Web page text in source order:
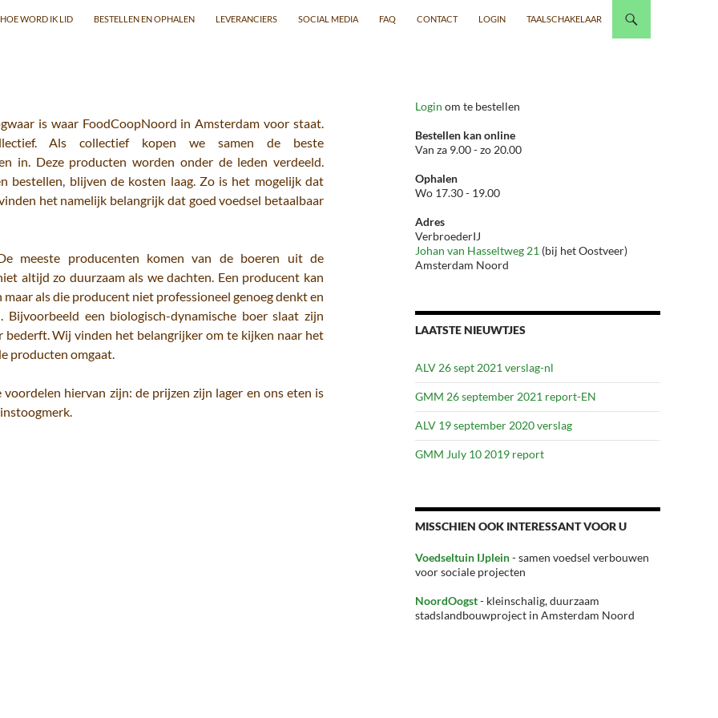
HOE WORD IK LID
BESTELLEN EN OPHALEN LEVERANCIERS SOCIAL MEDIA FAQ CONTACT LOGIN TAALSCHAKELAAR
is waar FoodCoopNoord in Amsterdam voor staat.
Als collectief kopen we samen de beste
in. Deze producten worden onder de leden verdeeld.
bestellen, blijven de kosten laag. Zo is het mogelijk dat
het namelijk belangrijk dat goed voedsel betaalbaar
meeste producenten komen van de boeren uit de
altijd zo duurzaam als we dachten. Een producent kan
als die producent niet professioneel genoeg denkt en
een biologisch-dynamische boer slaat zijn
Wij vinden het belangrijker om te kijken naar het
producten omgaat.
hiervan zijn: de prijzen zijn lager en ons eten is
Login om te bestellen
Bestellen kan online
Van za 9.00 - zo 20.00
Ophalen
Wo 17.30 - 19.00
Adres
VerbroederIJ
Johan van Hasseltweg 21 (bij het Oostveer)
Amsterdam Noord
LAATSTE NIEUWTJES
ALV 26 sept 2021 verslag-nl
GMM 26 september 2021 report-EN
ALV 19 september 2020 verslag
GMM July 10 2019 report
MISSCHIEN OOK INTERESSANT VOOR U
Voedseltuin IJplein- samen voedsel verbouwen
voor sociale projecten
NoordOogst- kleinschalig, duurzaam
stadslandbouwproject in Amsterdam Noord